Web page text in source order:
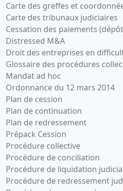
Carte des greffes et
Carte des tribunaux judiciaires
Cessation des paiements
Distressed M&A
Droit des entreprises en
Glossaire des procédures
Mandat ad hoc
Ordonnance du 12 mars 2014
Plan de cession
Plan de continuation
Plan de redressement
Prépack Cession
Procédure collective
Procédure de conciliation
Procédure de liquidation
Procédure de redressement